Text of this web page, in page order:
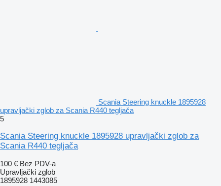
Scania Steering knuckle 1895928
upravljački zglob za Scania R440 tegljača
5
Scania Steering knuckle 1895928 upravljački zglob za
Scania R440 tegljača
100 € Bez PDV-a
Upravljački zglob
1895928 1443085